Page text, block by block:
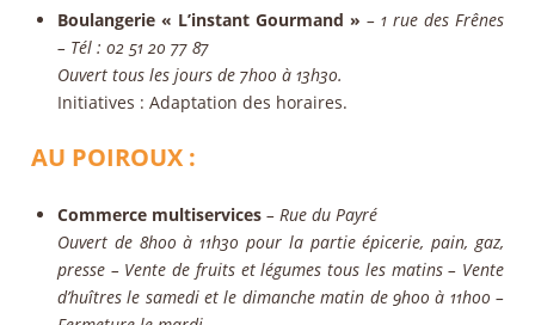
Boulangerie « L’instant Gourmand » – 1 rue des Frênes
– Tél : 02 51 20 77 87
Ouvert tous les jours de 7h00 à 13h30.
Initiatives : Adaptation des horaires.
AU POIROUX :
Commerce multiservices – Rue du Payré
Ouvert de 8h00 à 11h30 pour la partie épicerie, pain, gaz,
presse – Vente de fruits et légumes tous les matins – Vente
d’huîtres le samedi et le dimanche matin de 9h00 à 11h00 –